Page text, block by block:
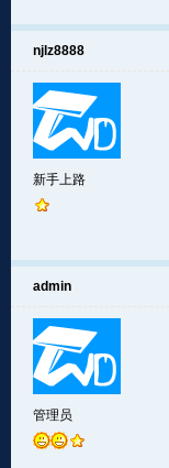
njlz8888
新手上路
admin
管理员